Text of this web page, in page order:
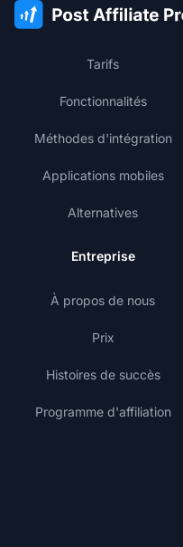
Tarifs
Fonctionnalités
Méthodes d'intégration
Applications mobiles
Alternatives
Entreprise
À propos de nous
Prix
Histoires de succès
Programme d'affiliation